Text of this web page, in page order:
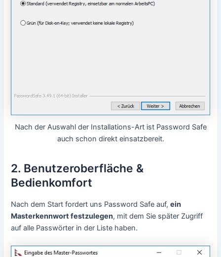
Nach der Auswahl der Installations-Art ist Password Safe
auch schon direkt einsatzbereit.
2. Benutzeroberfläche &
Bedienkomfort
Nach dem Start fordert uns Password Safe auf,ein
Masterkennwort festzulegen, mit dem Sie später Zugriff
auf alle Passwörter in der Liste haben.